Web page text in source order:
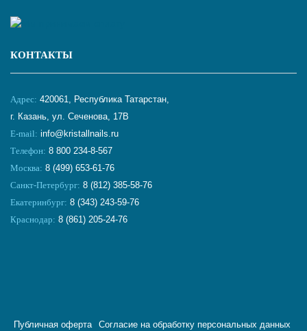
КОНТАКТЫ
Адрес: 420061, Республика Татарстан,
г. Казань, ул. Сеченова, 17В
E-mail: info@kristallnails.ru
Телефон: 8 800 234-8-567
Москва: 8 (499) 653-61-76
Санкт-Петербург: 8 (812) 385-58-76
Екатеринбург: 8 (343) 243-59-76
Краснодар: 8 (861) 205-24-76
Публичная оферта Согласие на обработку персональных данных